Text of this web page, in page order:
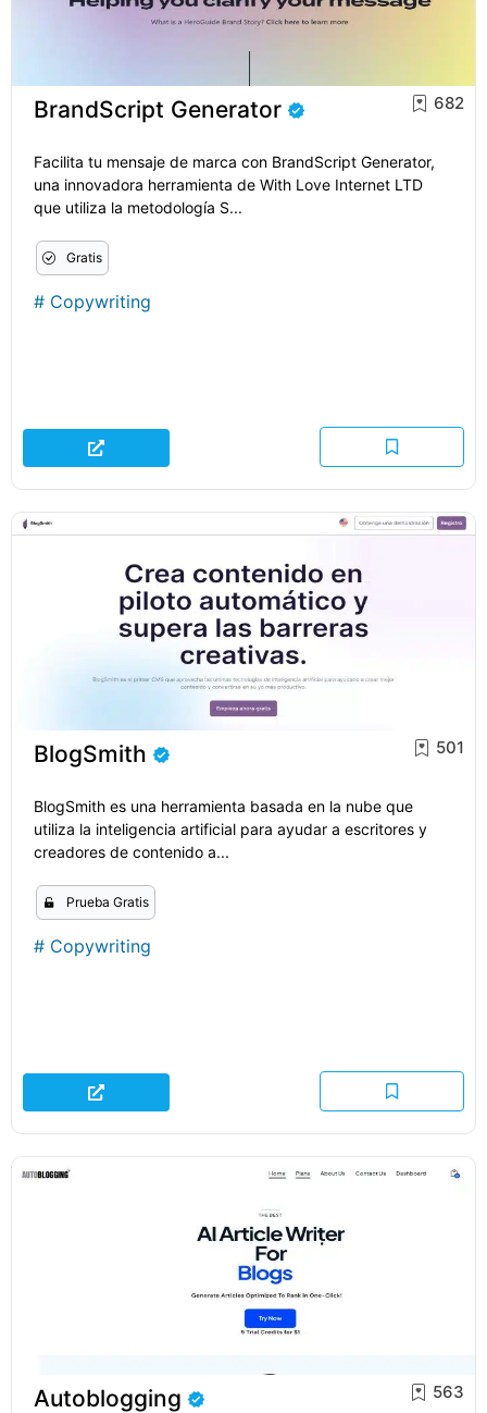
BrandScript Generator 682
Facilita tu mensaje de marca con BrandScript Generator,
una innovadora herramienta de With Love Internet LTD
que utiliza la metodología S...
Gratis
# Copywriting
BlogSmith 501
BlogSmith es una herramienta basada en la nube que
utiliza la inteligencia artificial para ayudar a escritores y
creadores de contenido a...
Prueba Gratis
# Copywriting
Autoblogging 563